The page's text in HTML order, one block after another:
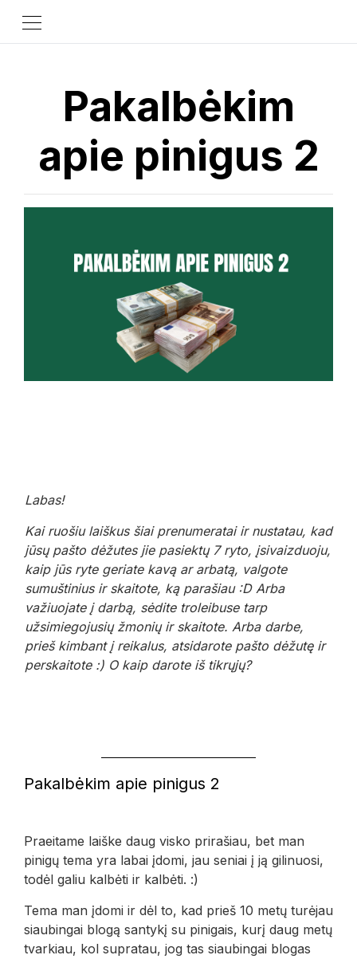
Pakalbėkim
apie pinigus 2
Labas!
Kai ruošiu laiškus šiai prenumeratai ir nustatau, kad
jūsų pašto dėžutes jie pasiektų 7 ryto, įsivaizduoju,
kaip jūs ryte geriate kavą ar arbatą, valgote
sumuštinius ir skaitote, ką parašiau :D Arba
važiuojate į darbą, sėdite troleibuse tarp
užsimiegojusių žmonių ir skaitote. Arba darbe,
prieš kimbant į reikalus, atsidarote pašto dėžutę ir
perskaitote :) O kaip darote iš tikrųjų?
Pakalbėkim apie pinigus 2
Praeitame laiške daug visko prirašiau, bet man
pinigų tema yra labai įdomi, jau seniai į ją gilinuosi,
todėl galiu kalbėti ir kalbėti. :)
Tema man įdomi ir dėl to, kad prieš 10 metų turėjau
siaubingai blogą santykį su pinigais, kurį daug metų
tvarkiau, kol supratau, jog tas siaubingai blogas